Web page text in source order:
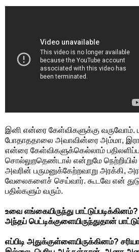
இனி என்ரை கேள்விகளுக்கு வருவோம்.
போதாததாலை அவாவின்ரை அம்மா,
என்ரை கேள்விகளுக்கெல்லாம்
சொல்லுறதெண்டால் என்றுமே நெற்றியில்
அவரின் பருமனுக்கேற்றவாறு அரக்கி,
வேலைகளைச் செய்வார். கூடவே என்
பதில்களும் வரும்.
உவை எங்கையிருந்து பாட்டுப்படிக்கினம்?
அந்தப் பெட்டிக்குளையிருந்துதான்
எப்பிடி அதுக்குள்ளையிருக்கினம்?